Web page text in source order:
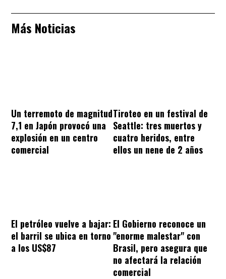
Más Noticias
Un terremoto de magnitud
7,1 en Japón provocó una
explosión en un centro
comercial
Tiroteo en un festival de
Seattle: tres muertos y
cuatro heridos, entre
ellos un nene de 2 años
El petróleo vuelve a bajar:
el barril se ubica en torno
a los US$87
El Gobierno reconoce un
"enorme malestar" con
Brasil, pero asegura que
no afectará la relación
comercial